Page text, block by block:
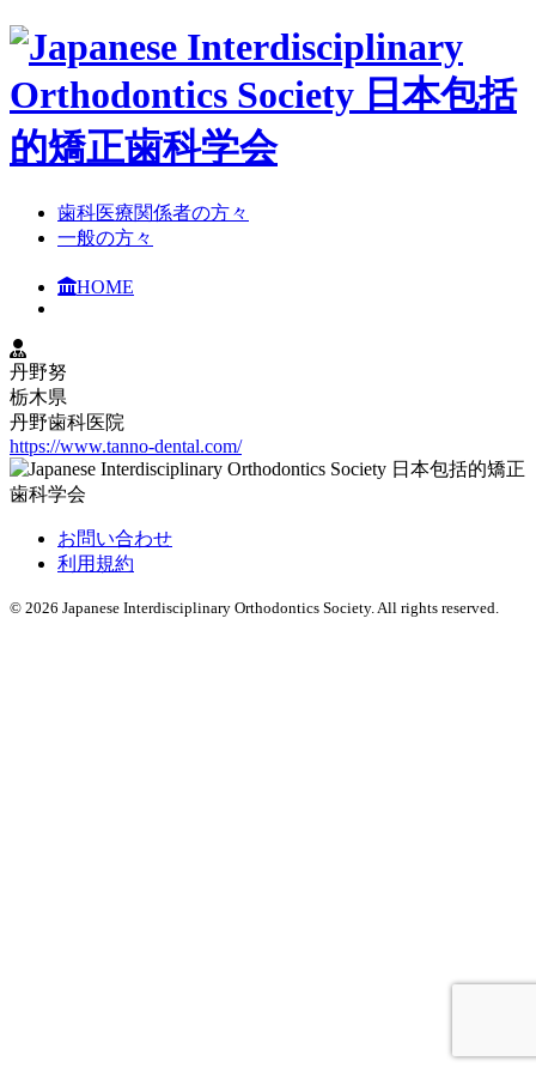
⻭科医療関係者の方々
⼀般の⽅々
HOME
丹野努
栃木県
丹野歯科医院
https://www.tanno-dental.com/
お問い合わせ
利用規約
© 2026 Japanese Interdisciplinary Orthodontics Society. All rights reserved.